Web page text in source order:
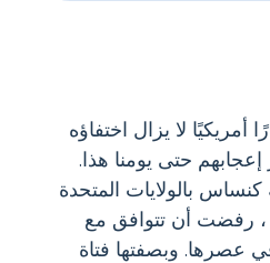
أمريكيًا لا يزال اختفاؤه
حتى يومنا هذا.
بالولايات المتحدة
في عام 1897 ، رفضت أن تتوافق مع
عصرها. وبصفتها فتاة